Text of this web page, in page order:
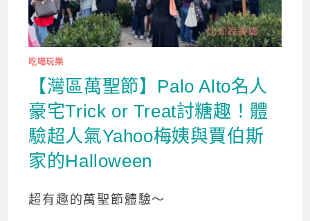
吃喝玩樂
【灣區萬聖節】Palo Alto名人
豪宅Trick or Treat討糖趣！體
驗超人氣Yahoo梅姨與賈伯斯
家的Halloween
超有趣的萬聖節體驗～